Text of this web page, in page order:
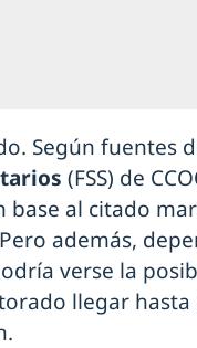
Según fuentes
(FSS) de
base al citado
además,
verse la
llegar